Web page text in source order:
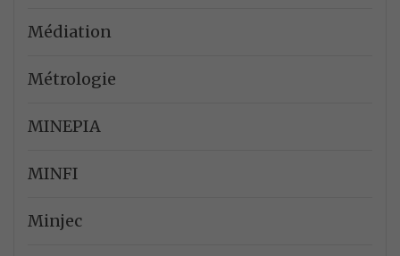
Médiation
Métrologie
MINEPIA
MINFI
Minjec